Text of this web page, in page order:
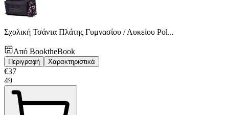
Σχολική Τσάντα Πλάτης Γυμνασίου / Λυκείου Pol...
Από BooktheBook
Περιγραφή Χαρακτηριστικά
€37
49